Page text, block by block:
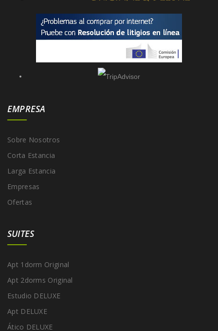
EMPRESA
Sobre Nosotros
Corta Estancia
Larga Estancia
Empresas
Ofertas
SUITES
Apt 1dorm Original
Apt 2dorms Original
Estudio DELUXE
Apt DELUXE
Ático DELUXE